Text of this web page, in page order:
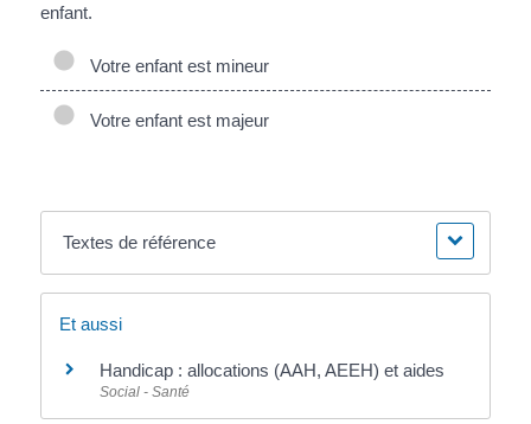
enfant.
Votre enfant est mineur
Votre enfant est majeur
Textes de référence
Et aussi
Handicap : allocations (AAH, AEEH) et aides
Social - Santé